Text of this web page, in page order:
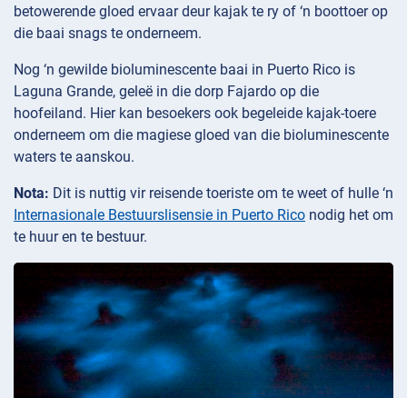
betowerende gloed ervaar deur kajak te ry of ‘n boottoer op
die baai snags te onderneem.
Nog ‘n gewilde bioluminescente baai in Puerto Rico is
Laguna Grande, geleë in die dorp Fajardo op die
hoofeiland. Hier kan besoekers ook begeleide kajak-toere
onderneem om die magiese gloed van die bioluminescente
waters te aanskou.
Nota: Dit is nuttig vir reisende toeriste om te weet of hulle ‘n
Internasionale Bestuurslisensie in Puerto Rico nodig het om
te huur en te bestuur.